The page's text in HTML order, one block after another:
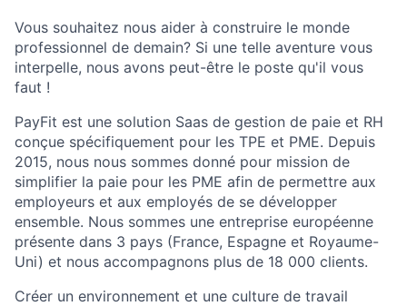
Vous souhaitez nous aider à construire le monde
professionnel de demain? Si une telle aventure vous
interpelle, nous avons peut-être le poste qu'il vous
faut !
PayFit est une solution Saas de gestion de paie et RH
conçue spécifiquement pour les TPE et PME. Depuis
2015, nous nous sommes donné pour mission de
simplifier la paie pour les PME afin de permettre aux
employeurs et aux employés de se développer
ensemble. Nous sommes une entreprise européenne
présente dans 3 pays (France, Espagne et Royaume-
Uni) et nous accompagnons plus de 18 000 clients.
Créer un environnement et une culture de travail